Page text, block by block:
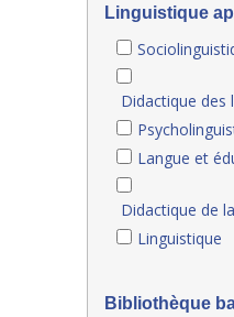
Linguistique
Didactique des
Langue et
Didactique de
Linguistique
Bibliothèque